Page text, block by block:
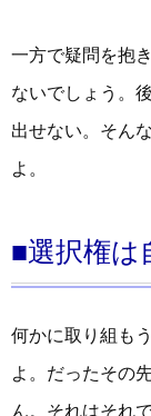
一方で疑問を抱
ないでしょう。
出せない。そん
よ。
■選択権は
何かに取り組も
よ。だったその
ん。それはそれ